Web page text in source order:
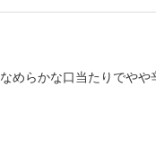
なめらかな口当たりでやや